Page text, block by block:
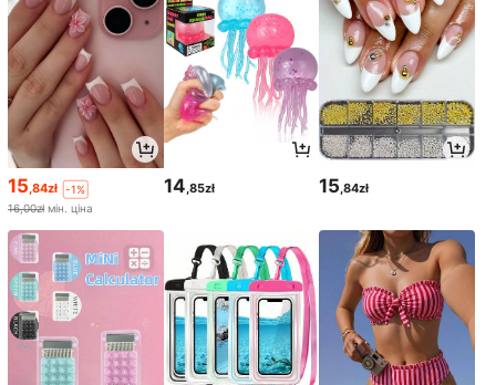
15,84zł
-1%
16,00zł мін. ціна
14,85zł 15,84zł